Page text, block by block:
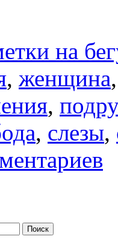
на
, женщина
,
, слезы,